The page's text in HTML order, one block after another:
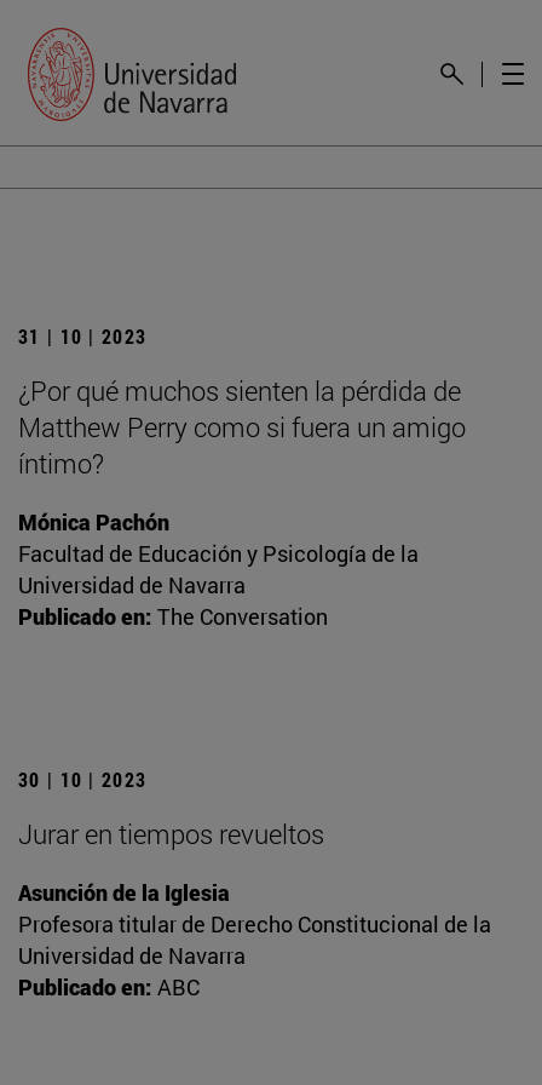
31 | 10 | 2023
¿Por qué muchos sienten la pérdida de
Matthew Perry como si fuera un amigo
íntimo?
Mónica Pachón
Facultad de Educación y Psicología de la
Universidad de Navarra
Publicado en: The Conversation
30 | 10 | 2023
Jurar en tiempos revueltos
Asunción de la Iglesia
Profesora titular de Derecho Constitucional de la
Universidad de Navarra
Publicado en: ABC